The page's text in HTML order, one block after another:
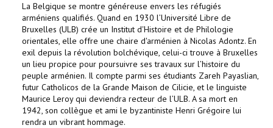
La Belgique se montre généreuse envers les réfugiés
arméniens qualifiés. Quand en 1930 l’Université Libre de
Bruxelles (ULB) crée un Institut d'Histoire et de Philologie
orientales, elle offre une chaire d'arménien à Nicolas Adontz. En
exil depuis la révolution bolchévique, celui-ci trouve à Bruxelles
un lieu propice pour poursuivre ses travaux sur l’histoire du
peuple arménien. Il compte parmi ses étudiants Zareh Payaslian,
futur Catholicos de la Grande Maison de Cilicie, et le linguiste
Maurice Leroy qui deviendra recteur de l’ULB. A sa mort en
1942, son collègue et ami le byzantiniste Henri Grégoire lui
rendra un vibrant hommage.